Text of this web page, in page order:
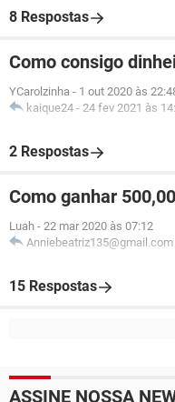
8 Respostas
Como consigo
YCarolzinha - 1 out 2020 às
kaique24 - 24 fev 2021 às
2 Respostas
Como ganhar
Luah - 22 mar 2020 às 07:12
Anniebeatriz135@gmail.com
15 Respostas
ASSINE NOSSA